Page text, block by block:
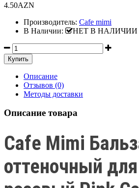
4.50AZN
Производитель: Cafe mimi
В Наличии:
НЕТ В НАЛИЧИИ
Описание
Отзывов (0)
Методы доставки
Описание товара
Cafe Mimi
оттеночный для